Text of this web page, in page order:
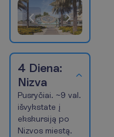
(Šiuo
metu
esanti
skaidrė)
Pasiūlymas
1
of
4
4 Diena:
Nizva
Pusryčiai. ~9 val.
išvykstate į
ekskursiją po
Nizvos miestą.